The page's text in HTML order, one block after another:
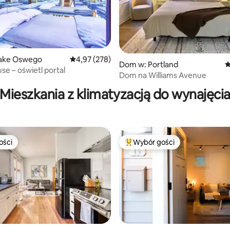
liczba recenzji: 395
Oswego Średnia ocena: 4,97 na 5, liczba recenzji: 278
4,97 (278)
– oświetl portal
Dom w: Portland
Dom na Williams Avenue
Mieszkania z klimatyzacją do wynajęcia
Najpopularniejsze z kategorii
Wybór gości